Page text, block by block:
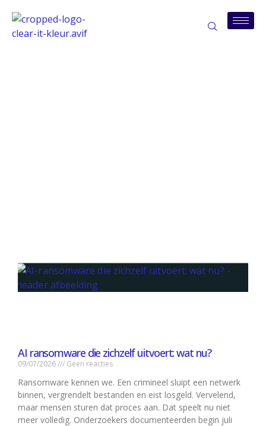
AI ransomware die zichzelf uitvoert: wat nu?
09/07/2026 Geen reacties
Ransomware kennen we. Een crimineel sluipt een netwerk
binnen, vergrendelt bestanden en eist losgeld. Vervelend,
maar mensen sturen dat proces aan. Dat speelt nu niet
meer volledig. Onderzoekers documenteerden begin juli